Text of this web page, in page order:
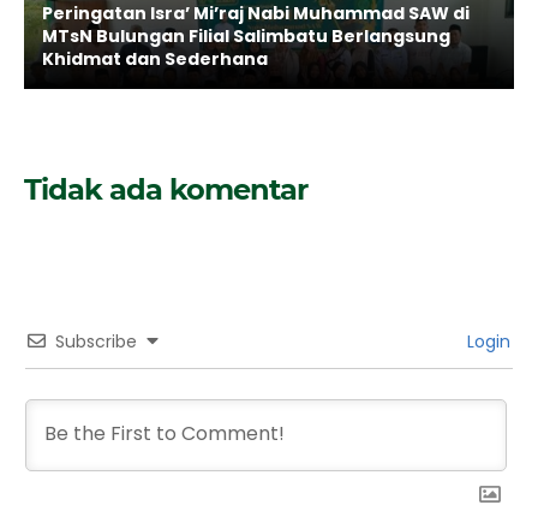
Peringatan Isra’ Mi’raj Nabi Muhammad SAW di
MTsN Bulungan Filial Salimbatu Berlangsung
Khidmat dan Sederhana
Tidak ada komentar
Subscribe Login